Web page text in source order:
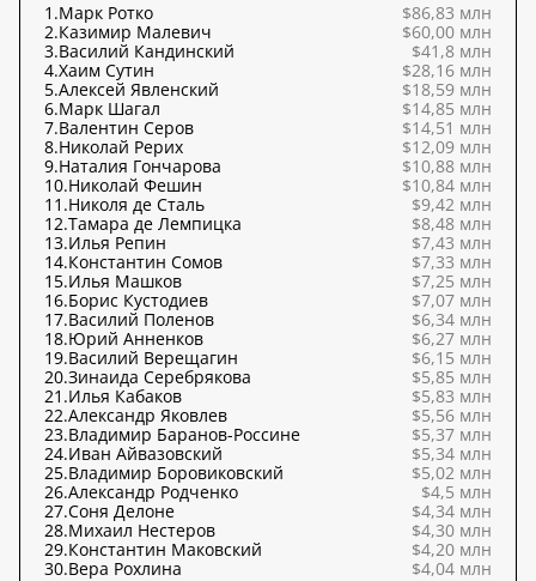
1.Марк Ротко
$86,83 млн
2.Казимир Малевич
$60,00 млн
3.Василий Кандинский
$41,8 млн
4.Хаим Сутин
$28,16 млн
5.Алексей Явленский
$18,59 млн
6.Марк Шагал
$14,85 млн
7.Валентин Серов
$14,51 млн
8.Николай Рерих
$12,09 млн
9.Наталия Гончарова
$10,88 млн
10.Николай Фешин
$10,84 млн
11.Николя де Сталь
$9,42 млн
12.Тамара де Лемпицка
$8,48 млн
13.Илья Репин
$7,43 млн
14.Константин Сомов
$7,33 млн
15.Илья Машков
$7,25 млн
16.Борис Кустодиев
$7,07 млн
17.Василий Поленов
$6,34 млн
18.Юрий Анненков
$6,27 млн
19.Василий Верещагин
$6,15 млн
20.Зинаида Серебрякова
$5,85 млн
21.Илья Кабаков
$5,83 млн
22.Александр Яковлев
$5,56 млн
23.Владимир Баранов-Россине
$5,37 млн
24.Иван Айвазовский
$5,34 млн
25.Владимир Боровиковский
$5,02 млн
26.Александр Родченко
$4,5 млн
27.Соня Делоне
$4,34 млн
28.Михаил Нестеров
$4,30 млн
29.Константин Маковский
$4,20 млн
30.Вера Рохлина $4,04 млн